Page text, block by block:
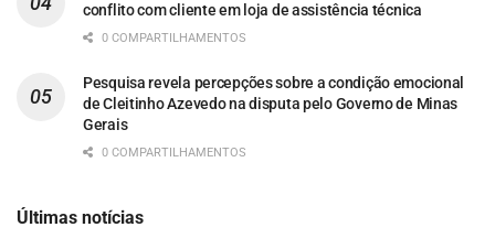
conflito com cliente em loja de assistência técnica
0 COMPARTILHAMENTOS
Pesquisa revela percepções sobre a condição emocional
de Cleitinho Azevedo na disputa pelo Governo de Minas
Gerais
0 COMPARTILHAMENTOS
Últimas notícias